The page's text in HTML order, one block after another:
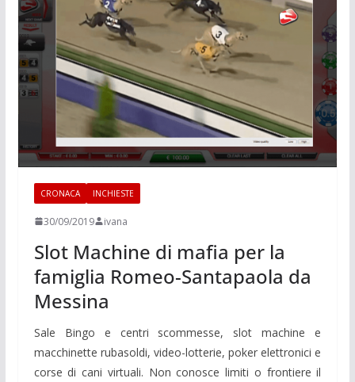
CRONACA INCHIESTE
30/09/2019 ivana
Slot Machine di mafia per la
famiglia Romeo-Santapaola da
Messina
Sale Bingo e centri scommesse, slot machine e
macchinette rubasoldi, video-lotterie, poker elettronici e
corse di cani virtuali. Non conosce limiti o frontiere il